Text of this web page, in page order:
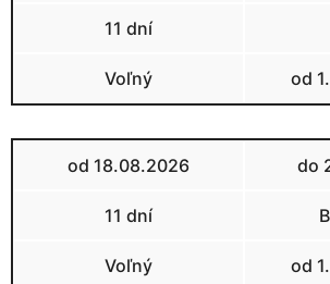
11 dní
Voľný od
od 18.08.2026 do
11 dní
Voľný od